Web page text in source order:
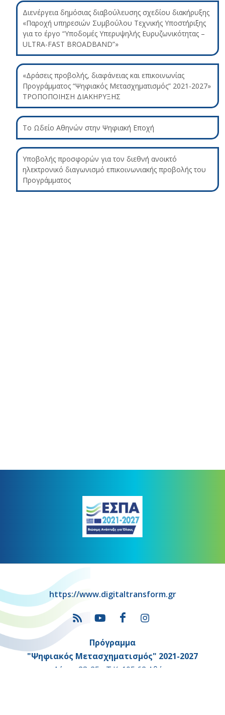
Διενέργεια δημόσιας διαβούλευσης σχεδίου διακήρυξης
«Παροχή υπηρεσιών Συμβούλου Τεχνικής Υποστήριξης
για το έργο “Υποδομές Υπερυψηλής Ευρυζωνικότητας –
ULTRA-FAST BROADBAND”»
«Δράσεις προβολής, διαφάνειας και επικοινωνίας
Προγράμματος “Ψηφιακός Μετασχηματισμός” 2021-2027»
ΤΡΟΠΟΠΟΙΗΣΗ ΔΙΑΚΗΡΥΞΗΣ
Το Ωδείο Αθηνών στην Ψηφιακή Εποχή
Υποβολής προσφορών για τον διεθνή ανοικτό
ηλεκτρονικό διαγωνισμό επικοινωνιακής προβολής του
Προγράμματος
https://www.digitaltransform.gr
Πρόγραμμα
"Ψηφιακός Μετασχηματισμός" 2021-2027
Λέκκα 23-25 –Τ.Κ. 105 62 Αθήνα